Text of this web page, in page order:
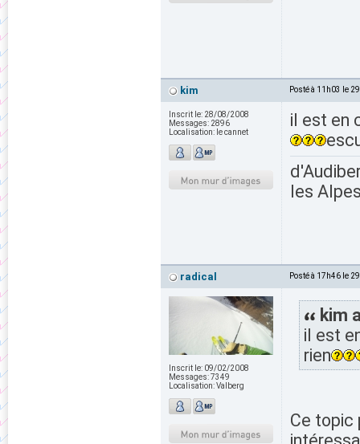
kim Posté à 11h03 le
Inscrit le: 28/08/2008
Messages: 2896
Localisation: le cannet
il est en
les
radical Posté à 17h46 le
Inscrit le: 09/02/2008
Messages:7349
Localisation:Valberg
kim
il est
rien
Ce topic